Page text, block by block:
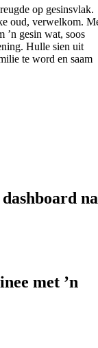
op gesinsvlak.
oud, verwelkom.
’n gesin wat, soos
Hulle sien uit
te word en saam
na
met ’n